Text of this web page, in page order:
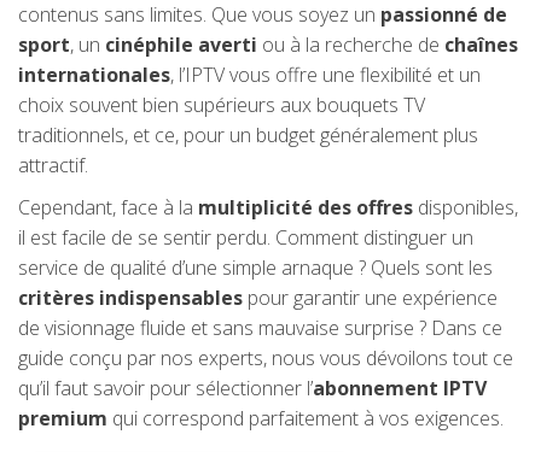
contenus sans limites. Que vous soyez un passionné de
sport, un cinéphile averti ou à la recherche de chaînes
internationales, l’IPTV vous offre une flexibilité et un
choix souvent bien supérieurs aux bouquets TV
traditionnels, et ce, pour un budget généralement plus
attractif.
Cependant, face à la multiplicité des offres disponibles,
il est facile de se sentir perdu. Comment distinguer un
service de qualité d’une simple arnaque ? Quels sont les
critères indispensables pour garantir une expérience
de visionnage fluide et sans mauvaise surprise ? Dans ce
guide conçu par nos experts, nous vous dévoilons tout ce
qu’il faut savoir pour sélectionner l’abonnement IPTV
premium qui correspond parfaitement à vos exigences.